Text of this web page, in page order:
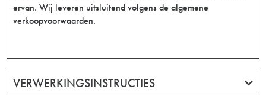
ervan. Wij leveren uitsluitend volgens de algemene
verkoopvoorwaarden.
VERWERKINGSINSTRUCTIES